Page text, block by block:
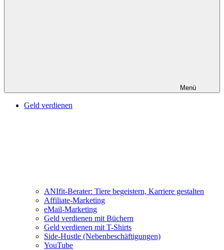
Menü
Geld verdienen
ANIfit-Berater: Tiere begeistern, Karriere gestalten
Affiliate-Marketing
eMail-Marketing
Geld verdienen mit Büchern
Geld verdienen mit T-Shirts
Side-Hustle (Nebenbeschäftigungen)
YouTube